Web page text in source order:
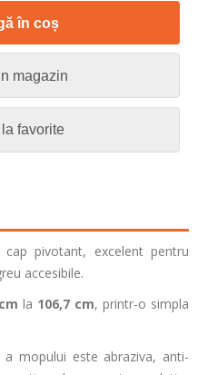
în coș
magazin
favorite
pivotant, excelent pentru
accesibile.
la 106,7 cm, printr-o simpla
mopului este abraziva, anti-